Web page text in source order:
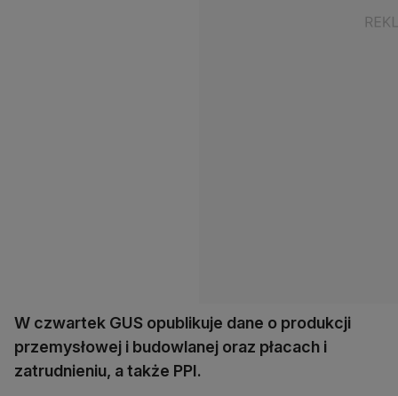
W czwartek GUS opublikuje dane o produkcji
przemysłowej i budowlanej oraz płacach i
zatrudnieniu, a także PPI.